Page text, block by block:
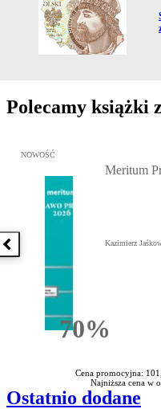
Polecamy książki
Poprzednia książka
Przejdź do: Meritum
NOWOŚĆ
70%Rabatu
Meritum
Kazimierz
Cena promocyjna:
Najniższa cena w
Ostatnio dodane